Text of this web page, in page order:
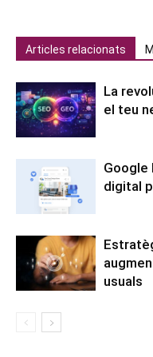
Articles relacionats
La
el teu
Google
digital
usuals